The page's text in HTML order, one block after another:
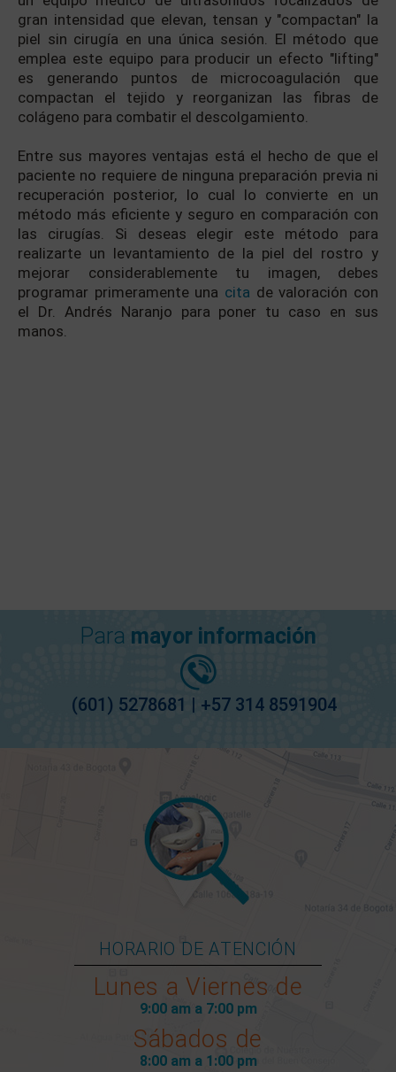
gran intensidad que elevan, tensan y "compactan" la
piel sin cirugía en una única sesión. El método que
emplea este equipo para producir un efecto "lifting"
es generando puntos de microcoagulación que
compactan el tejido y reorganizan las fibras de
colágeno para combatir el descolgamiento.
Entre sus mayores ventajas está el hecho de que el
paciente no requiere de ninguna preparación previa ni
recuperación posterior, lo cual lo convierte en un
método más eficiente y seguro en comparación con
las cirugías. Si deseas elegir este método para
realizarte un levantamiento de la piel del rostro y
mejorar considerablemente tu imagen, debes
programar primeramente una cita de valoración con
el Dr. Andrés Naranjo para poner tu caso en sus
manos.
Para mayor información
(601) 5278681 | +57 314 8591904
HORARIO DE ATENCIÓN
Lunes a Viernes de
9:00 am a 7:00 pm
Sábados de
8:00 am a 1:00 pm